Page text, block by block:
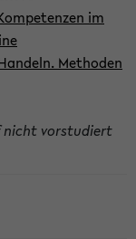
im
Methoden
nicht vorstudiert